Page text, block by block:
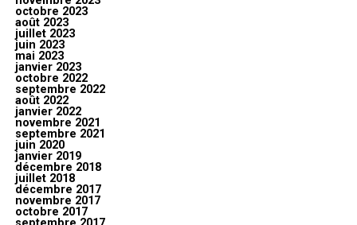
octobre 2023
août 2023
juillet 2023
juin 2023
mai 2023
janvier 2023
octobre 2022
septembre 2022
août 2022
janvier 2022
novembre 2021
septembre 2021
juin 2020
janvier 2019
décembre 2018
juillet 2018
décembre 2017
novembre 2017
octobre 2017